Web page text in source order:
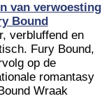
van verwoesting
Bound
verbluffend en
Fury Bound,
op de
romantasy
Wraak